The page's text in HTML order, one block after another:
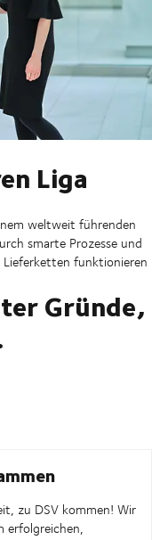
Liga
weltweit führenden
smarte Prozesse und
Lieferketten funktionieren
Gründe,
zu DSV kommen! Wir
erfolgreichen,